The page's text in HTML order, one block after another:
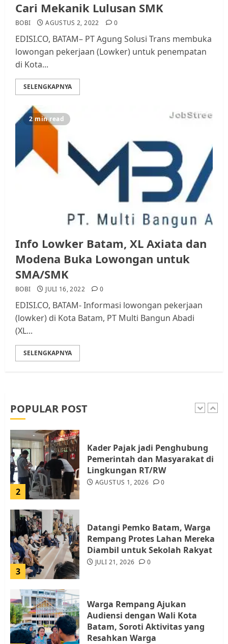
Cari Mekanik Lulusan SMK
BOBI AGUSTUS 2, 2022 0
EDISI.CO, BATAM– PT Agung Solusi Trans membuka
lowongan pekerjaan (Lowker) untuk penempatan
di Kota...
SELENGKAPNYA
2 min read
Info Lowker Batam, XL Axiata dan
Modena Buka Lowongan untuk
SMA/SMK
BOBI JULI 16, 2022 0
EDISI.CO, BATAM- Informasi lowongan pekerjaan
(lowker) di Kota Batam, PT Multi Bangun Abadi
(XL...
SELENGKAPNYA
POPULAR POST
Rempang Protes Lahan Mereka
Diambil untuk Sekolah Rakyat
JULI 21, 2026
Warga Rempang Ajukan
Audiensi dengan Wali Kota
Batam, Soroti Aktivitas yang
Resahkan Warga
JULI 17, 2026
5
Tim Advokasi Desak BP Batam
Berhenti Merampas Tanah
Warga Rempang
JULI 15, 2026 0
1
2
Kader Pajak jadi Penghubung
Pemerintah dan Masyarakat di
Lingkungan RT/RW
AGUSTUS 1, 2026 0
3
Datangi Pemko Batam, Warga
Rempang Protes Lahan Mereka
Diambil untuk Sekolah Rakyat
JULI 21, 2026 0
Warga Rempang Ajukan
Audiensi dengan Wali Kota
Batam, Soroti Aktivitas yang
Resahkan Warga